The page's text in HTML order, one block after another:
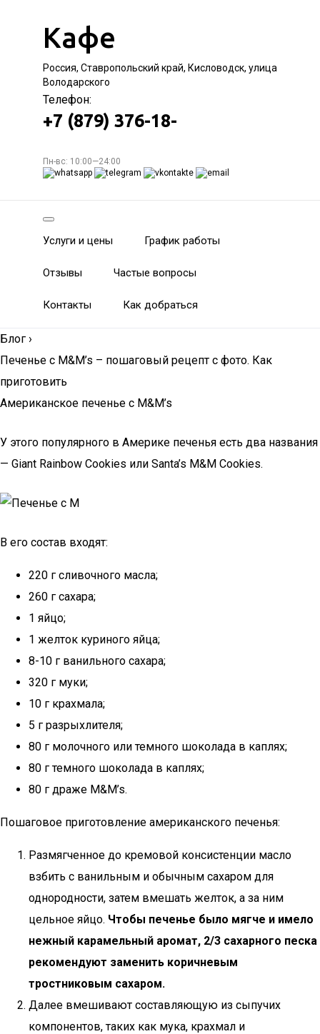
Кафе
Россия, Ставропольский край, Кисловодск, улица
Володарского
Телефон:
+7 (879) 376-18-
Пн-вс: 10:00—24:00
Услуги и цены График работы
Отзывы Частые вопросы
Контакты Как добраться
Блог ›
Печенье с M&M’s – пошаговый рецепт с фото. Как
приготовить
Американское печенье с M&M’s
У этого популярного в Америке печенья есть два названия
— Giant Rainbow Cookies или Santa’s M&M Cookies.
В его состав входят:
220 г сливочного масла;
260 г сахара;
1 яйцо;
1 желток куриного яйца;
8-10 г ванильного сахара;
320 г муки;
10 г крахмала;
5 г разрыхлителя;
80 г молочного или темного шоколада в каплях;
80 г темного шоколада в каплях;
80 г драже M&M’s.
Пошаговое приготовление американского печенья:
Размягченное до кремовой консистенции масло
взбить с ванильным и обычным сахаром для
однородности, затем вмешать желток, а за ним
цельное яйцо. Чтобы печенье было мягче и имело
нежный карамельный аромат, 2/3 сахарного песка
рекомендуют заменить коричневым
тростниковым сахаром.
Далее вмешивают составляющую из сыпучих
компонентов, таких как мука, крахмал и